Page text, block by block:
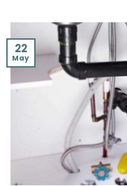
22
May